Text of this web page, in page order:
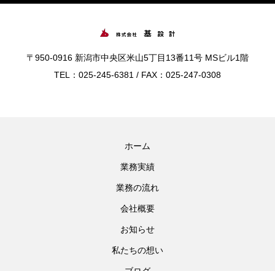
〒950-0916 新潟市中央区米山5丁目13番11号 MSビル1階
TEL：025-245-6381 / FAX：025-247-0308
ホーム
業務実績
業務の流れ
会社概要
お知らせ
私たちの想い